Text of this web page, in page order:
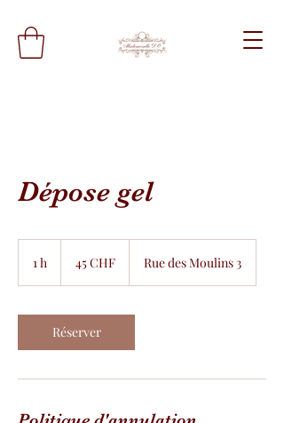
Dépose gel
1 h
suisses
45 CHF Rue des Moulins 3
Réserver